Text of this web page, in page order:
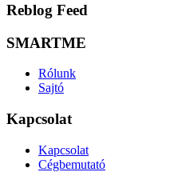
Reblog Feed
SMARTME
Rólunk
Sajtó
Kapcsolat
Kapcsolat
Cégbemutató